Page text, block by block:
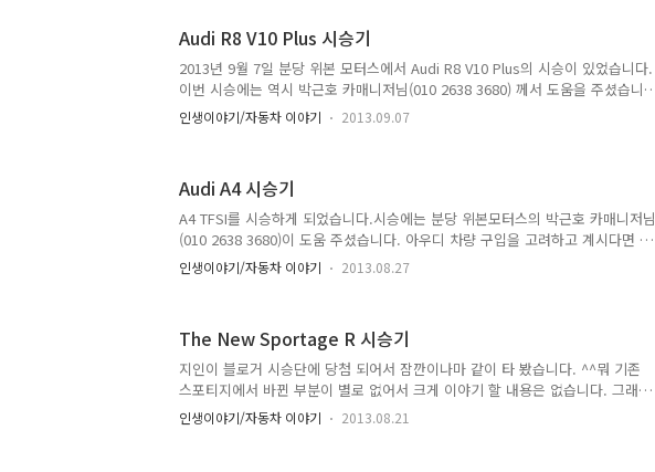
량에 올라 타면 가장 먼저 보이는 게기판입니다. 흡사 얼마전에 시승한 R8과 비
슷한 룩으로 Audi를 많이 따라하는 모습이네요. 아무래도 피터 슈라이어가 디자
인을 해서 그런가 아우디 스러운 부분이 많이 보입니다. ..
Audi R8 V10 Plus 시승기
2013년 9월 7일 분당 위본 모터스에서 Audi R8 V10 Plus의 시승이 있었습니다.
이번 시승에는 역시 박근호 카매니저님(010 2638 3680) 께서 도움을 주셨습니
다. Audi 차량을 구입할 일이 있으시다면, 제 이름을 대고 연락하시면 친절하게
상담해 주실 것입니다. 그럼 시승기 들어갑니다. 오늘 제가 시승한 모델은 탑기
이 아닌 V10, 그리고 그것도 일반 V10이 아닌 Plus 모델입니다. 기존 R8이 싱글
클러치를 써서 기어 변속시 차량의 출렁 거림이 매우 심해서, 불만이 많았지만,
듀얼 클러치를 채용하면서 형님인..
인생이야기/자동차 이야기 2013.09.07
Audi A4 시승기
A4 TFSI를 시승하게 되었습니다.시승에는 분당 위본모터스의 박근호 카매니저님
(010 2638 3680)이 도움 주셨습니다. 아우디 차량 구입을 고려하고 계시다면 연
락하시면 친절하게 상담해 주실 것입니다. 일단 한시간 정도 시승해 보게 되었으
며, 롱텀으로 시승한게 아니기 때문에 편의 사양 중심 보다는 달리기 위주로 설
여 있고, 크기도 작아서 핸들링 하는 맛이 일품입니다.이번에 나온 The New K5
가 따라한 것 같은데, 그래도 느낌은 많이 다르네요 ㅎㅎ 각종 내용들을 볼 수
있는 Information 창이구요. 주행 내내 indivisual로 해..
인생이야기/자동차 이야기 2013.08.27
The New Sportage R 시승기
지인이 블로거 시승단에 당첨 되어서 잠깐이나마 같이 타 봤습니다. ^^뭐 기존
스포티지에서 바뀐 부분이 별로 없어서 크게 이야기 할 내용은 없습니다. 그래도
바뀐 부분이나 느낌에 대해 하나씩 살펴 보죠. 1. 익스테리어 전면의 모습은 크게
봐서는 별로 달라져 보이는것은 없습니다. 디젤 모델인데, 그릴이 기존 구형 모
인생이야기/자동차 이야기 2013.08.21